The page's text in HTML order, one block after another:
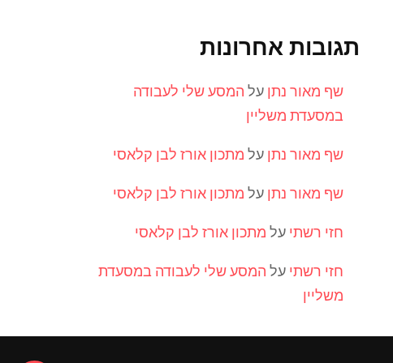
תגובות אחרונות
שף מאור נתן על המסע שלי לעבודה
במסעדת משליין
שף מאור נתן על מתכון אורז לבן קלאסי
שף מאור נתן על מתכון אורז לבן קלאסי
חזי רשתי על מתכון אורז לבן קלאסי
חזי רשתי על המסע שלי לעבודה במסעדת
משליין